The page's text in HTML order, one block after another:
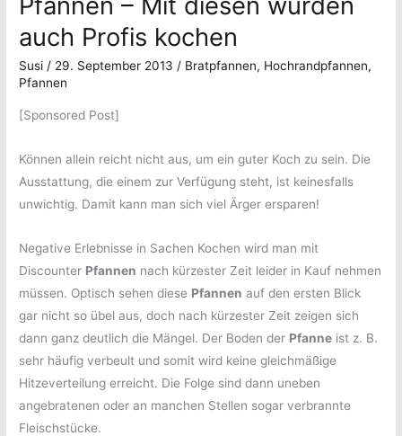
auch Profis kochen
Susi/ 29. September 2013/ Bratpfannen, Hochrandpfannen,
Pfannen
[Sponsored Post]
Können allein reicht nicht aus, um ein guter Koch zu sein. Die
Ausstattung, die einem zur Verfügung steht, ist keinesfalls
unwichtig. Damit kann man sich viel Ärger ersparen!
Negative Erlebnisse in Sachen Kochen wird man mit
Discounter Pfannen nach kürzester Zeit leider in Kauf nehmen
müssen. Optisch sehen diese Pfannen auf den ersten Blick
gar nicht so übel aus, doch nach kürzester Zeit zeigen sich
dann ganz deutlich die Mängel. Der Boden der Pfanne ist z. B.
sehr häufig verbeult und somit wird keine gleichmäßige
Hitzeverteilung erreicht. Die Folge sind dann uneben
angebratenen oder an manchen Stellen sogar verbrannte
Fleischstücke.